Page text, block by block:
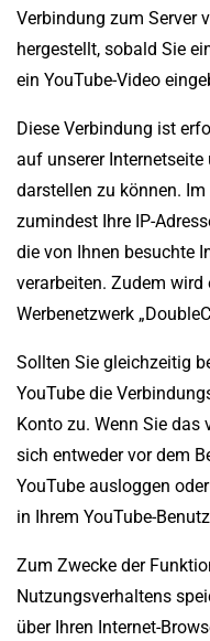
Verbindung zum Server
hergestellt, sobald Sie
ein YouTube-Video
Diese Verbindung ist
auf unserer Internetseite
darstellen zu können.
zumindest Ihre IP-
die von Ihnen besuchte
verarbeiten. Zudem wird
Werbenetzwerk
Sollten Sie gleichzeitig
YouTube die
Konto zu. Wenn Sie das
sich entweder vor dem
YouTube ausloggen
in Ihrem YouTube-
Zum Zwecke der
Nutzungsverhaltens
über Ihren Internet-